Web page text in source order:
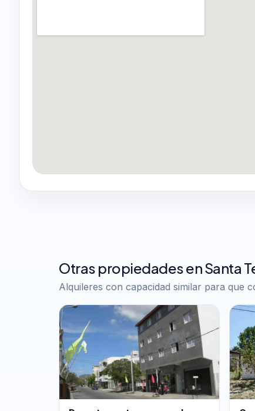
Otras propiedades en Santa
Alquileres con capacidad similar para que